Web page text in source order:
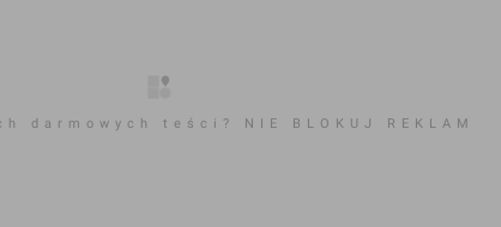
darmowych teści? NIE BLOKUJ REKLAM